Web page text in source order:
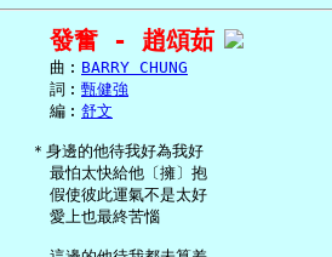
發奮 - 趙頌茹
     曲︰
BARRY CHUNG
     詞︰
甄健強
     編︰
舒文
   ＊身邊的他待我好為我好
     最怕太快給他〔擁〕抱
     假使彼此運氣不是太好
     愛上也最終苦惱